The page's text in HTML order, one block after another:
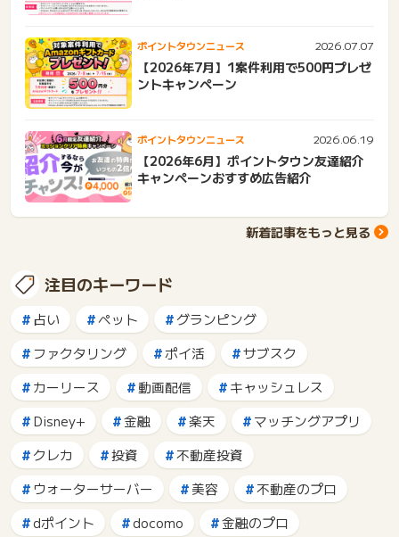
ポイントタウンニュース 2026.07.07
【2026年7月】1案件利用で500円プレゼ
ントキャンペーン
ポイントタウンニュース 2026.06.19
【2026年6月】ポイントタウン友達紹介
キャンペーンおすすめ広告紹介
新着記事をもっと見る
注目のキーワード
占い ペット
グランピング
ファクタリング
ポイ活
サブスク
カーリース
動画配信
キャッシュレス
Disney+
金融 楽天
マッチングアプリ
クレカ
投資
不動産投資
ウォーターサーバー
美容
不動産のプロ
dポイント
docomo
金融のプロ